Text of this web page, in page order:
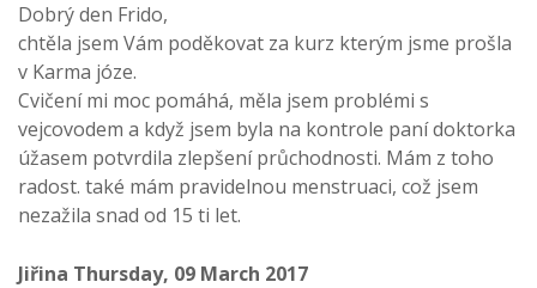
Dobrý den Frido,
chtěla jsem Vám poděkovat za kurz kterým jsme prošla
v Karma józe.
Cvičení mi moc pomáhá, měla jsem problémi s
vejcovodem a když jsem byla na kontrole paní doktorka
úžasem potvrdila zlepšení průchodnosti. Mám z toho
radost. také mám pravidelnou menstruaci, což jsem
nezažila snad od 15 ti let.
Jiřina Thursday, 09 March 2017